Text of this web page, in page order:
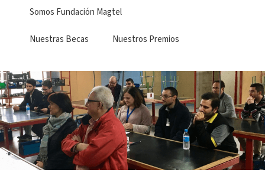
Somos Fundación Magtel
Nuestras Becas Nuestros Premios